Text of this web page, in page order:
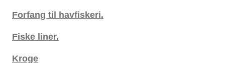
Forfang til havfiskeri.
Fiske liner.
Kroge